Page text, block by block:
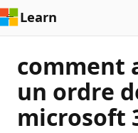
Learn
comment
un ordre
microsoft